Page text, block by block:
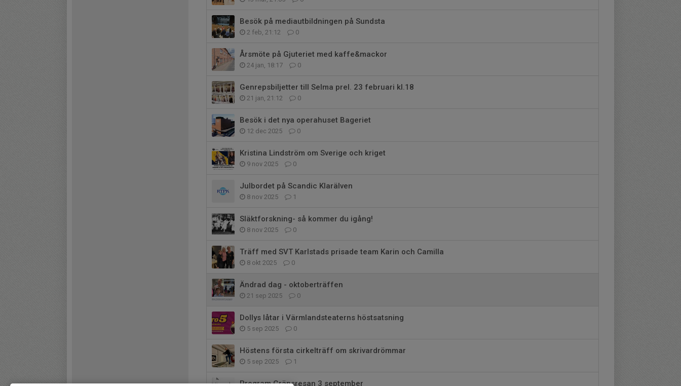
Besök på mediautbildningen på Sundsta
2 feb, 21:12 0
Årsmöte på Gjuteriet med kaffe&mackor
24 jan, 18:17 0
Genrepsbiljetter till Selma prel. 23 februari kl.18
21 jan, 21:12 0
Besök i det nya operahuset Bageriet
12 dec 2025 0
Kristina Lindström om Sverige och kriget
9 nov 2025 0
Julbordet på Scandic Klarälven
8 nov 2025 1
Släktforskning- så kommer du igång!
8 nov 2025 0
Träff med SVT Karlstads prisade team Karin och Camilla
8 okt 2025 0
Ändrad dag - oktoberträffen
21 sep 2025 0
Dollys låtar i Värmlandsteaterns höstsatsning
5 sep 2025 0
Höstens första cirkelträff om skrivardrömmar
5 sep 2025 1
Program Gränsresan 3 september